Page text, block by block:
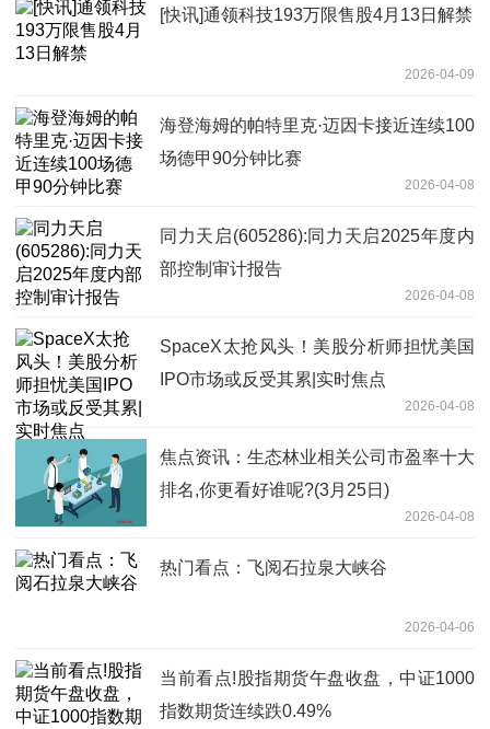
[快讯]通领科技193万限售股4月13日解禁
2026-04-09
海登海姆的帕特里克·迈因卡接近连续100
场德甲90分钟比赛
2026-04-08
同力天启(605286):同力天启2025年度内
部控制审计报告
2026-04-08
SpaceX太抢风头！美股分析师担忧美国
IPO市场或反受其累|实时焦点
2026-04-08
焦点资讯：生态林业相关公司市盈率十大
排名,你更看好谁呢?(3月25日)
2026-04-08
热门看点：飞阅石拉泉大峡谷
2026-04-06
当前看点!股指期货午盘收盘，中证1000
指数期货连续跌0.49%